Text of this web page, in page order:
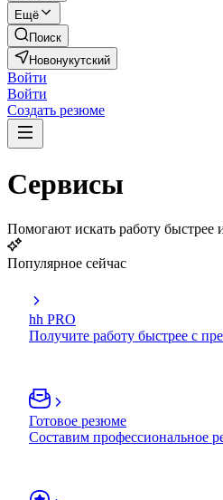
Ещё
Поиск
Новонукутский
Войти
Войти
Создать резюме
Сервисы
Помогают искать работу быстрее
Популярное сейчас
hh PRO
Получите работу быстрее с
Готовое резюме
Составим профессиональное